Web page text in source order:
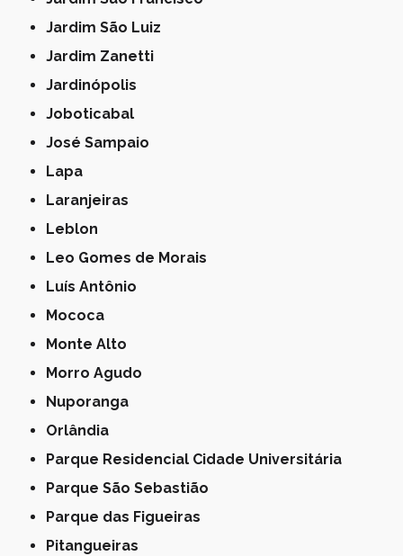
Jardim São Luiz
Jardim Zanetti
Jardinópolis
Joboticabal
José Sampaio
Lapa
Laranjeiras
Leblon
Leo Gomes de Morais
Luís Antônio
Mococa
Monte Alto
Morro Agudo
Nuporanga
Orlândia
Parque Residencial Cidade Universitária
Parque São Sebastião
Parque das Figueiras
Pitangueiras